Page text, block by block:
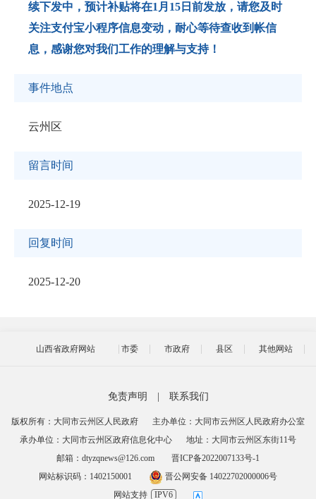
续下发中，预计补贴将在1月15日前发放，请您及时
关注支付宝小程序信息变动，耐心等待查收到帐信
息，感谢您对我们工作的理解与支持！
事件地点
云州区
留言时间
2025-12-19
回复时间
2025-12-20
山西省政府网站 市委 市政府 县区 其他网站
免责声明 联系我们
版权所有：大同市云州区人民政府
主办单位：大同市云州区人民政府办公室
承办单位：大同市云州区政府信息化中心
地址：大同市云州区东街11号
邮箱：dtyzqnews@126.com
晋ICP备2022007133号-1
网站标识码：1402150001
晋公网安备 14022702000006号
网站支持
IPV6